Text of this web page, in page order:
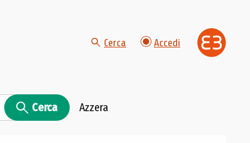
Cerca Accedi
Cerca Azzera